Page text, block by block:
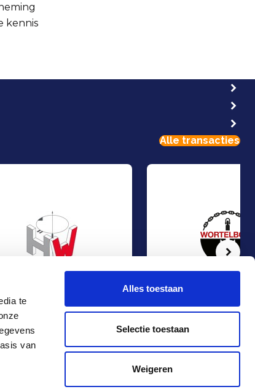
te
van
Alles toestaan
Selectie toestaan
Weigeren
kennis
Alle transacties
Industrie
Contact